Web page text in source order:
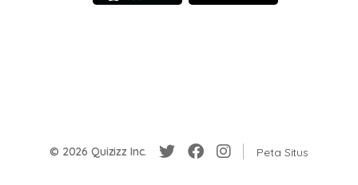
© 2026 Quizizz Inc. Peta Situs